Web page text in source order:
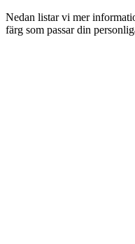
Nedan listar vi mer
färg som passar din